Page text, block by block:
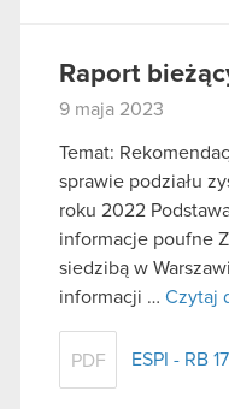
Raport
9 maja 2023
Temat:
sprawie podziału
roku 2022
informacje poufne
siedzibą w
informacji … Czytaj
PDF ESPI - RB